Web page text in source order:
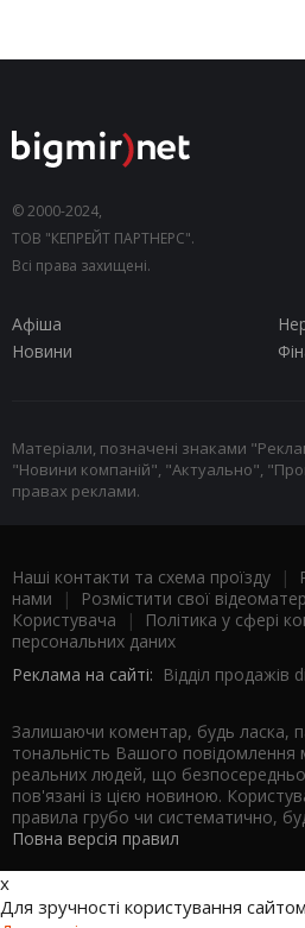
© 2000-2024,
ТОВ "КЕПРЕЙТ ПАРТНЕРС".
Всі права захищені.
Афіша
Новини
Матеріали, позначені знаками
"Новини компаній", "Актуально",
правах реклами.
Наші контакти та схема проїзду |
нами | Розмістити свої
Користувача |
Політика у сфері
персональних даних
Реклама на сайті: Відділ продажів
Залишаючи коментар, будь ласка,
тональність Вашого повідомлення
реальних людей, що
пов'язані із цією новиною.
правила грубо чи систематично,
Повна версія правил
x
Для зручності користування